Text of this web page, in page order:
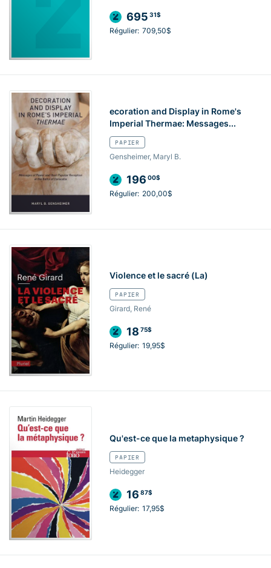
695 31$
Régulier: 709,50$
ecoration and Display in Rome's
Imperial Thermae: Messages...
PAPIER
Gensheimer, Maryl B.
196 00$
Régulier: 200,00$
Violence et le sacré (La)
PAPIER
Girard, René
18 75$
Régulier: 19,95$
Qu'est-ce que la metaphysique ?
PAPIER
Heidegger
16 87$
Régulier: 17,95$